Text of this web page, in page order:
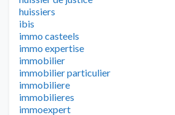
huissiers
ibis
immo casteels
immo expertise
immobilier
immobilier particulier
immobiliere
immobilieres
immoexpert